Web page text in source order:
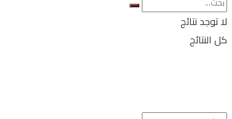
لا توجد نتائج
كل النتائج